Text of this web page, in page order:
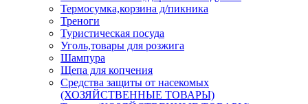
Термосумка,корзина д/пикника
Треноги
Туристическая посуда
Уголь,товары для розжига
Шампура
Щепа для копчения
Средства защиты от насекомых
(ХОЗЯЙСТВЕННЫЕ ТОВАРЫ)